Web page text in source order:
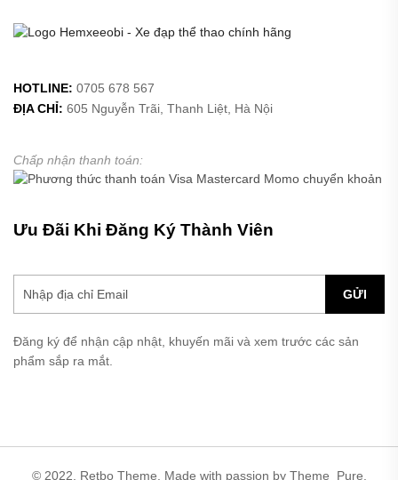
HOTLINE: 0705 678 567
ĐỊA CHỈ: 605 Nguyễn Trãi, Thanh Liệt, Hà Nội
Chấp nhận thanh toán:
Ưu Đãi Khi Đăng Ký Thành Viên
GỬI
Đăng ký để nhận cập nhật, khuyến mãi và xem trước các sản
phẩm sắp ra mắt.
© 2022, Retbo Theme. Made with passion by Theme_Pure.